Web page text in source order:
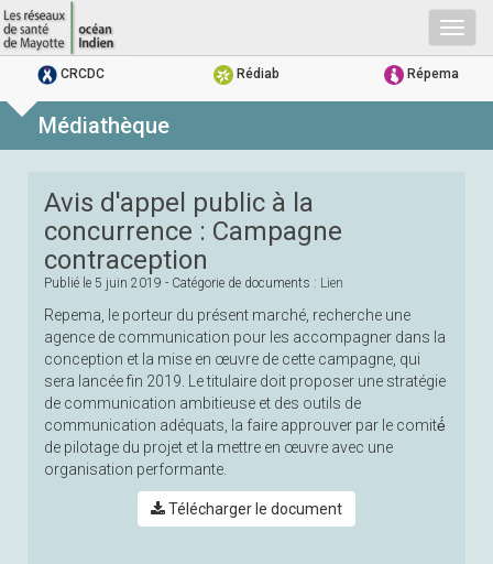
CRCDC Rédiab Répema
Médiathèque
Avis d'appel public à la
concurrence : Campagne
contraception
Publié le 5 juin 2019 - Catégorie de documents : Lien
Repema, le porteur du présent marché, recherche une
agence de communication pour les accompagner dans la
conception et la mise en œuvre de cette campagne, qui
sera lancée fin 2019. Le titulaire doit proposer une stratégie
de communication ambitieuse et des outils de
communication adéquats, la faire approuver par le comité́
de pilotage du projet et la mettre en œuvre avec une
organisation performante.
Télécharger le document